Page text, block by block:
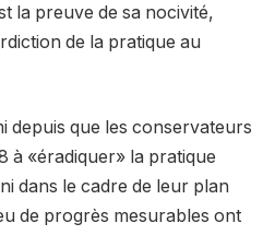
la preuve de sa nocivité,
de la pratique au
depuis que les conservateurs
à «éradiquer» la pratique
dans le cadre de leur plan
de progrès mesurables ont